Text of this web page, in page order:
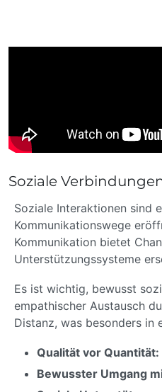
Soziale
Soziale Interaktionen sind
Kommunikationswege
Kommunikation bietet
Unterstützungssysteme
Es ist wichtig, bewusst
empathischer Austausch
Distanz, was besonders in
Qualität vor Quantität:
Bewusster Umgang